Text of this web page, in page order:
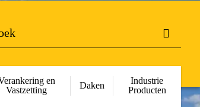
en
Vastzetting
Daken
Industrie
Producten